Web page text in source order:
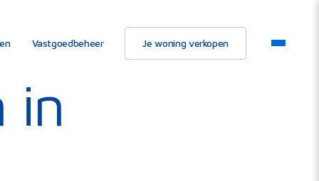
Vastgoedbeheer Je woning verkopen
in